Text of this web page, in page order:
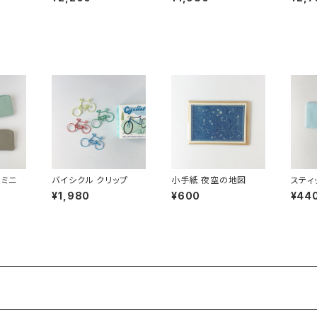
K
ニ バイシクル クリップ
¥1,980
小手紙 夜空の地図
¥600
ステ